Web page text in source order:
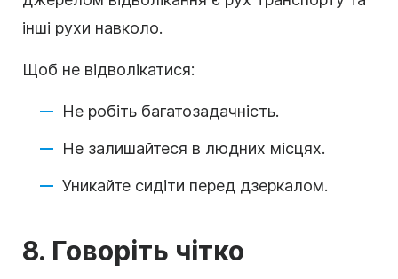
інші рухи навколо.
Щоб не відволікатися:
Не робіть багатозадачність.
Не залишайтеся в людних місцях.
Уникайте сидіти перед дзеркалом.
8. Говоріть чітко